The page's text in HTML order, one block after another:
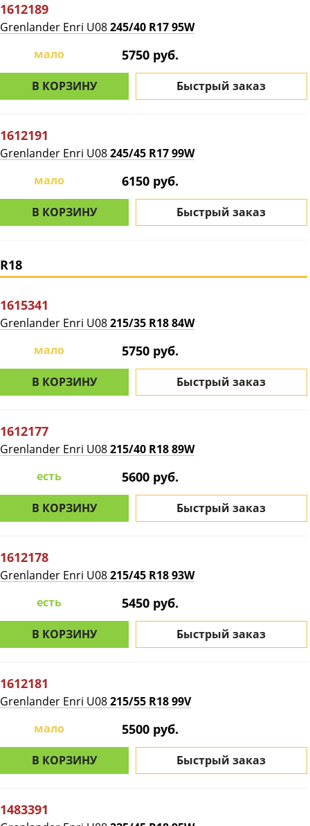
1612189
Grenlander Enri U08245/40 R17 95W
мало
5750 руб.
В КОРЗИНУ Быстрый заказ
1612191
Grenlander Enri U08245/45 R17 99W
мало
6150 руб.
В КОРЗИНУ Быстрый заказ
R18
1615341
Grenlander Enri U08215/35 R18 84W
мало
5750 руб.
В КОРЗИНУ Быстрый заказ
1612177
Grenlander Enri U08215/40 R18 89W
есть
5600 руб.
В КОРЗИНУ Быстрый заказ
1612178
Grenlander Enri U08215/45 R18 93W
есть
5450 руб.
В КОРЗИНУ Быстрый заказ
1612181
Grenlander Enri U08215/55 R18 99V
мало
5500 руб.
В КОРЗИНУ Быстрый заказ
1483391